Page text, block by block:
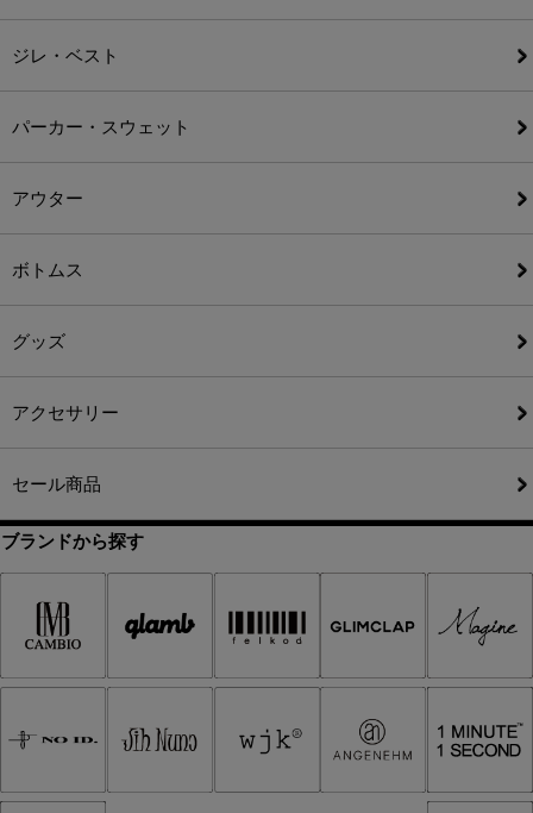
ジレ・ベスト
パーカー・スウェット
アウター
ボトムス
グッズ
アクセサリー
セール商品
ブランドから探す